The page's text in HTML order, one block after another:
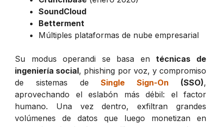
SoundCloud
Betterment
Múltiples plataformas de nube empresarial
Su modus operandi se basa entécnicas de
ingeniería social, phishing por voz, y compromiso
de sistemas deSingle Sign-On (SSO),
aprovechando el eslabón más débil: el factor
humano. Una vez dentro, exfiltran grandes
volúmenes de datos que luego monetizan en